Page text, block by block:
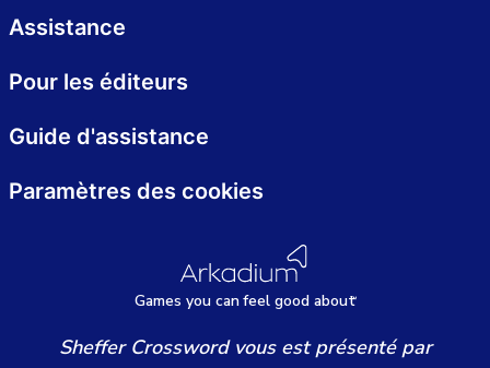
Games you canfeel good about
Assistance
Pour les éditeurs
Guide d'assistance
Paramètres des cookies
Sheffer Crossword vous est présenté par